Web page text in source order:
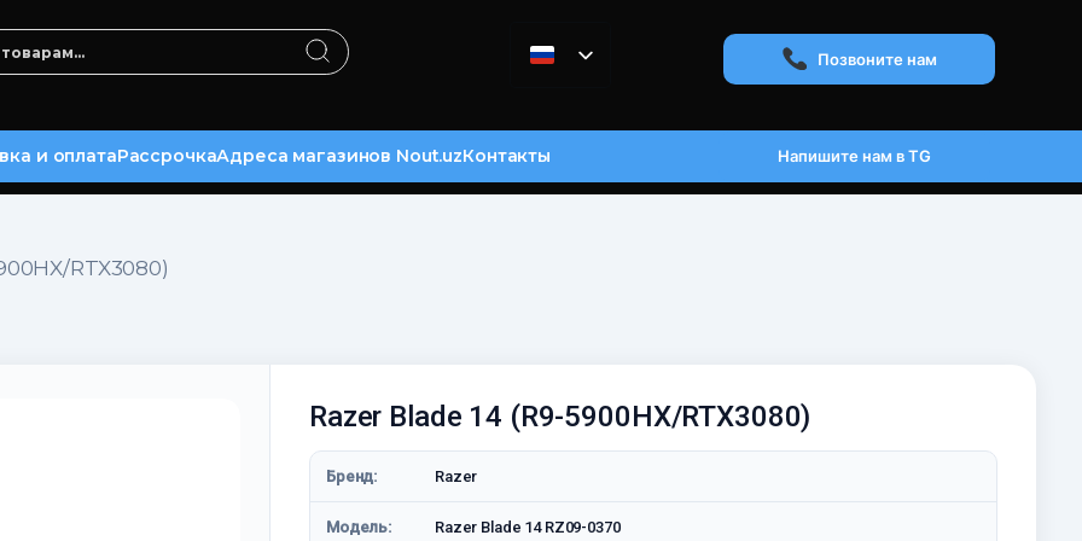
Позвоните нам
и оплатаРассрочкаАдреса магазинов Nout.uzКонтакты Напишите нам в TG
RTX3080)
Razer Blade 14 (R9-5900HX/RTX3080)
Бренд: Razer
Модель: Razer Blade 14 RZ09-0370